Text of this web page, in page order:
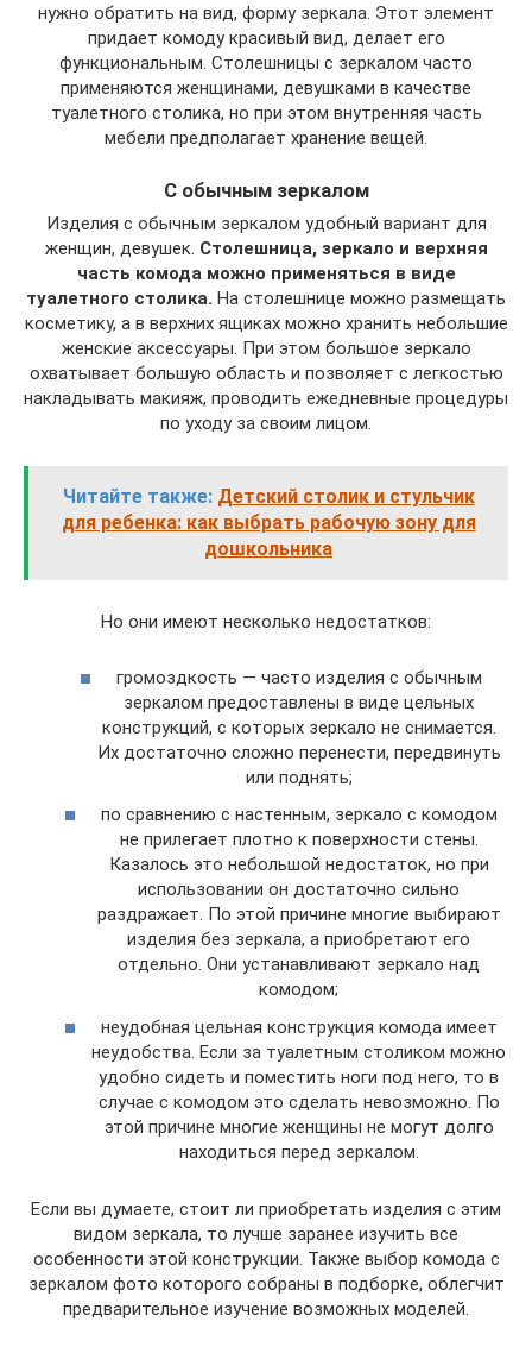
нужно обратить на вид, форму зеркала. Этот элемент
придает комоду красивый вид, делает его
функциональным. Столешницы с зеркалом часто
применяются женщинами, девушками в качестве
туалетного столика, но при этом внутренняя часть
мебели предполагает хранение вещей.
С обычным зеркалом
Изделия с обычным зеркалом удобный вариант для
женщин, девушек. Столешница, зеркало и верхняя
часть комода можно применяться в виде
туалетного столика. На столешнице можно размещать
косметику, а в верхних ящиках можно хранить небольшие
женские аксессуары. При этом большое зеркало
охватывает большую область и позволяет с легкостью
накладывать макияж, проводить ежедневные процедуры
по уходу за своим лицом.
Читайте также: Детский столик и стульчик
для ребенка: как выбрать рабочую зону для
дошкольника
Но они имеют несколько недостатков:
громоздкость — часто изделия с обычным
зеркалом предоставлены в виде цельных
конструкций, с которых зеркало не снимается.
Их достаточно сложно перенести, передвинуть
или поднять;
по сравнению с настенным, зеркало с комодом
не прилегает плотно к поверхности стены.
Казалось это небольшой недостаток, но при
использовании он достаточно сильно
раздражает. По этой причине многие выбирают
изделия без зеркала, а приобретают его
отдельно. Они устанавливают зеркало над
комодом;
неудобная цельная конструкция комода имеет
неудобства. Если за туалетным столиком можно
удобно сидеть и поместить ноги под него, то в
случае с комодом это сделать невозможно. По
этой причине многие женщины не могут долго
находиться перед зеркалом.
Если вы думаете, стоит ли приобретать изделия с этим
видом зеркала, то лучше заранее изучить все
особенности этой конструкции. Также выбор комода с
зеркалом фото которого собраны в подборке, облегчит
предварительное изучение возможных моделей.